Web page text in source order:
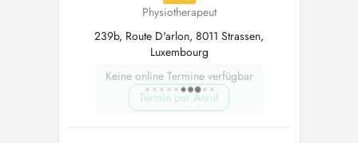
Physiotherapeut
239b, Route D'arlon, 8011 Strassen,
Luxembourg
Keine online Termine verfügbar
Termin per Anruf